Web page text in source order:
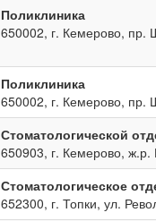
Поликлиника
650002, г. Кемерово, пр.
Поликлиника
650002, г. Кемерово, пр.
Стоматологической
650903, г. Кемерово, ж.р.
Стоматологическое
652300, г. Топки, ул.